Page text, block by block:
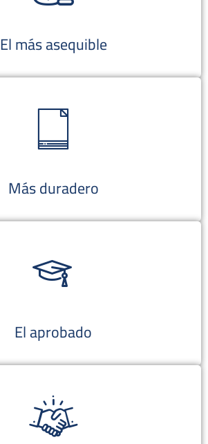
El más asequible
Más duradero
El aprobado